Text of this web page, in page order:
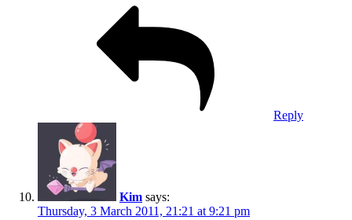
Reply
Kim says:
Thursday, 3 March 2011, 21:21 at 9:21 pm